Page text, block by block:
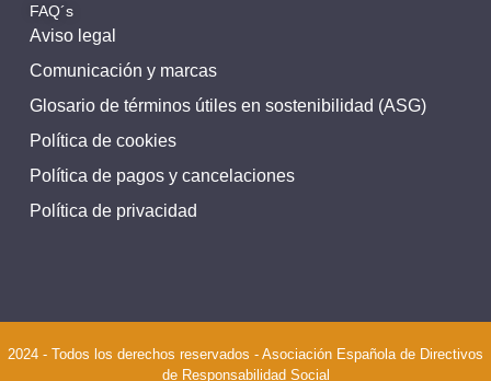
Aviso legal
Comunicación y marcas
Glosario de términos útiles en sostenibilidad (ASG)
Política de cookies
Política de pagos y cancelaciones
Política de privacidad
FAQ´s
2024 - Todos los derechos reservados - Asociación Española de Directivos
de Responsabilidad Social